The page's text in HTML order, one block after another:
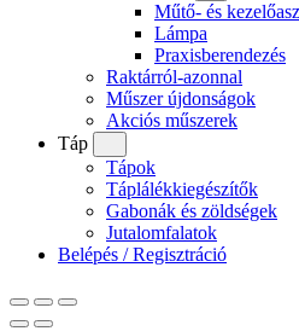
Műtő- és
Lámpa
Praxisberendezés
Raktárról-azonnal
Műszer újdonságok
Akciós műszerek
Táp
Tápok
Táplálékkiegészítők
Gabonák és zöldségek
Jutalomfalatok
Belépés / Regisztráció